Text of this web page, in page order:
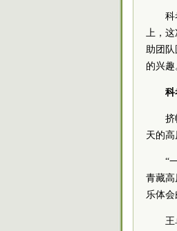
科
上，
助团
的兴
科
挤
天的
“
青藏高
乐体会
王